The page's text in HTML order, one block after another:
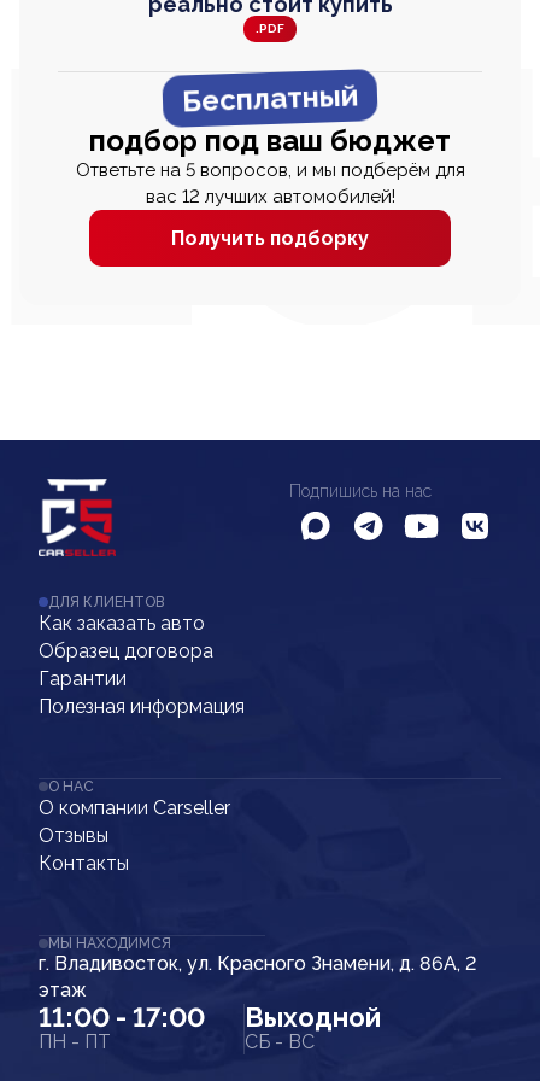
.PDF
Бесплатный
подбор под ваш бюджет
Ответьте на 5 вопросов, и мы подберём для
вас 12 лучших автомобилей!
Получить подборку
Подпишись на нас
ДЛЯ КЛИЕНТОВ
Как заказать авто
Образец договора
Гарантии
Полезная информация
О НАС
О компании Carseller
Отзывы
Контакты
МЫ НАХОДИМСЯ
г. Владивосток, ул. Красного Знамени, д. 86А, 2
этаж
11:00 - 17:00
ПН - ПТ
Выходной
СБ - ВС